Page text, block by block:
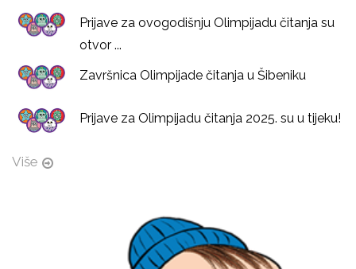
Prijave za ovogodišnju Olimpijadu čitanja su
otvor ...
Završnica Olimpijade čitanja u Šibeniku
Prijave za Olimpijadu čitanja 2025. su u tijeku!
Više